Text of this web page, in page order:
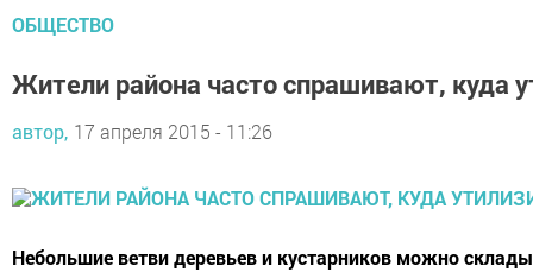
ОБЩЕСТВО
Жители района часто спрашивают, куда
автор, 17 апреля 2015 - 11:26
Небольшие ветви деревьев и кустарников можно